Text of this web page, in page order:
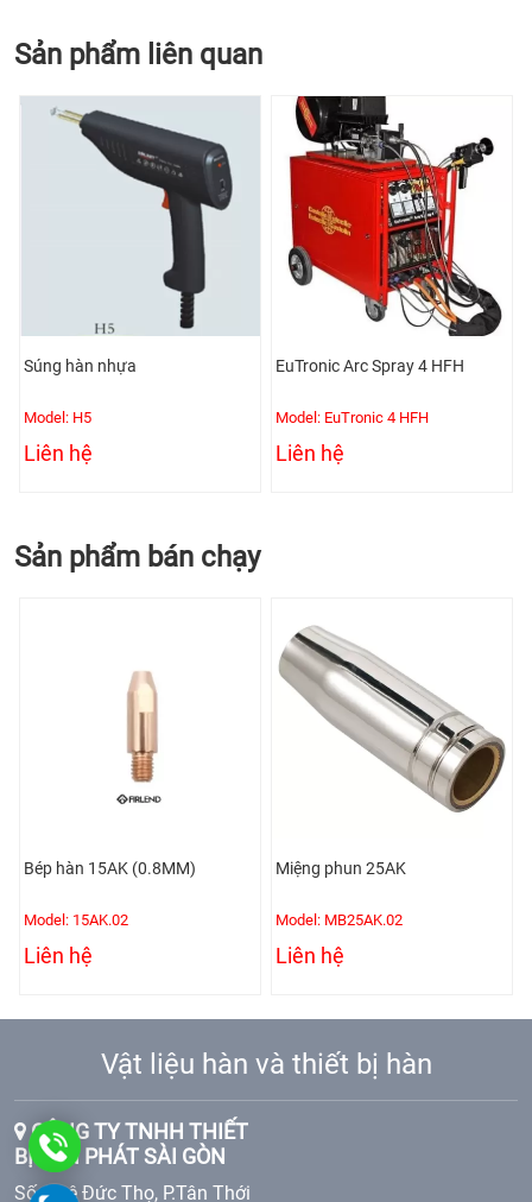
Sản phẩm liên quan
Súng hàn nhựa
Model: H5
Liên hệ
EuTronic Arc Spray 4 HFH
Model: EuTronic 4 HFH
Liên hệ
Sản phẩm bán chạy
Bép hàn 15AK (0.8MM)
Model: 15AK.02
Liên hệ
Miệng phun 25AK
Model: MB25AK.02
Liên hệ
Vật liệu hàn và thiết bị hàn
CÔNG TY TNHH THIẾT
BỊ TÂN PHÁT SÀI GÒN
Số 1 Lê Đức Thọ, P.Tân Thới
0904512389